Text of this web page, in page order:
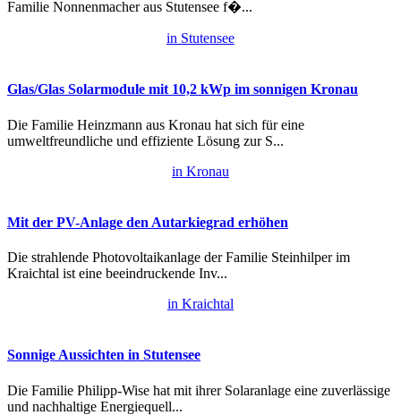
Familie Nonnenmacher aus Stutensee f�...
in Stutensee
Glas/Glas Solarmodule mit 10,2 kWp im sonnigen Kronau
Die Familie Heinzmann aus Kronau hat sich für eine
umweltfreundliche und effiziente Lösung zur S...
in Kronau
Mit der PV-Anlage den Autarkiegrad erhöhen
Die strahlende Photovoltaikanlage der Familie Steinhilper im
Kraichtal ist eine beeindruckende Inv...
in Kraichtal
Sonnige Aussichten in Stutensee
Die Familie Philipp-Wise hat mit ihrer Solaranlage eine zuverlässige
und nachhaltige Energiequell...